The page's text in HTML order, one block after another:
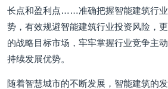
长点和盈利点……准确把握智能建筑行
势，有效规避智能建筑行业投资风险，
的战略目标市场，牢牢掌握行业竞争主
持续发展优势。
随着智慧城市的不断发展，智能建筑的